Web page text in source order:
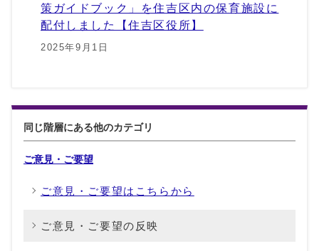
策ガイドブック」を住吉区内の保育施設に
配付しました【住吉区役所】
2025年9月1日
同じ階層にある他のカテゴリ
ご意見・ご要望
ご意見・ご要望はこちらから
ご意見・ご要望の反映